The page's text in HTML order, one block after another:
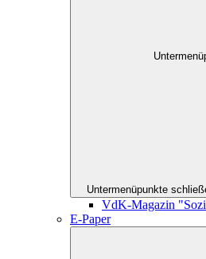
Untermenüpunkte
VdK-Magazin
E-Paper